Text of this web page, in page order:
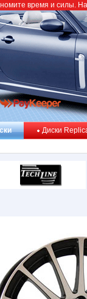
Диски
время и силы.